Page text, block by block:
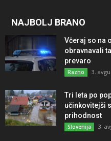
NAJBOLJ BRANO
Včeraj so na
obravnavali
prevaro
Razno 3.
Tri leta po
učinkovitejši
prihodnost
Slovenija 3.